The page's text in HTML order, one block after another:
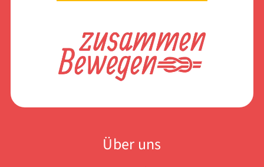
Über uns